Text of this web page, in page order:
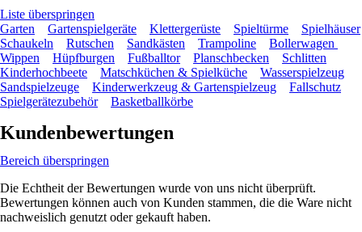
Liste überspringen
Garten
Gartenspielgeräte Klettergerüste Spieltürme
Spielhäuser
Schaukeln
Rutschen Sandkästen Trampoline
Bollerwagen
Wippen
Hüpfburgen Fußballtor Planschbecken
Schlitten
Kinderhochbeete
Matschküchen & Spielküche
Wasserspielzeug
Sandspielzeuge
Kinderwerkzeug & Gartenspielzeug
Fallschutz
Spielgerätezubehör
Basketballkörbe
Kundenbewertungen
Bereich überspringen
Die Echtheit der Bewertungen wurde von uns nicht überprüft.
Bewertungen können auch von Kunden stammen, die die Ware nicht
nachweislich genutzt oder gekauft haben.